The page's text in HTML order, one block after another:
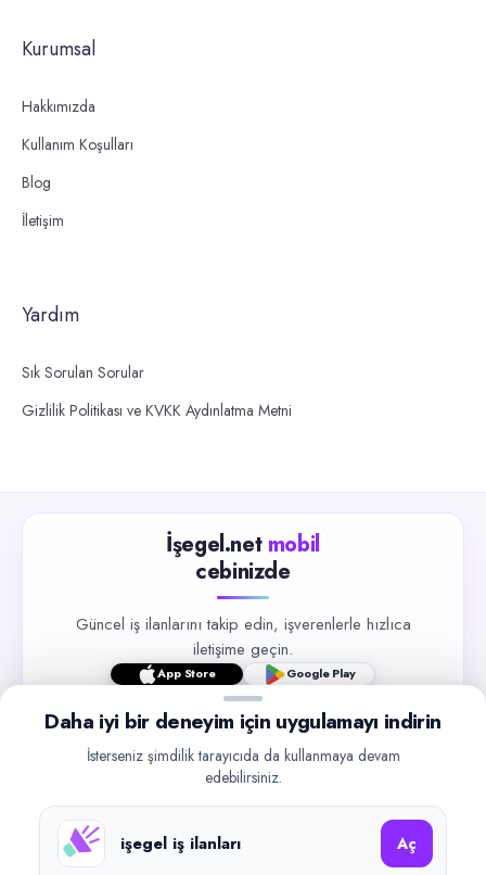
Kurumsal
Hakkımızda
Kullanım Koşulları
Blog
İletişim
Yardım
Sık Sorulan Sorular
Gizlilik Politikası ve KVKK Aydınlatma Metni
İşegel.net mobil
cebinizde
Güncel iş ilanlarını takip edin, işverenlerle hızlıca
iletişime geçin.
App Store Google Play
işegel.net bir ilan yayın platformudur; iş bulma aracılığı veya işe
Daha iyi bir deneyim için uygulamayı indirin
İsterseniz şimdilik tarayıcıda da kullanmaya devam
edebilirsiniz.
işegel iş ilanları Aç